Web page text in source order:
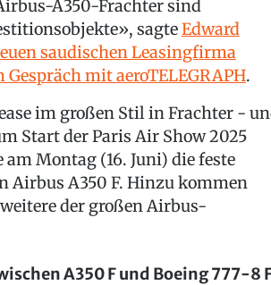
A350-Frachter sind
sagteEdward
saudischen Leasingfirma
mit aeroTELEGRAPH.
im großen Stil in Frachter -
Start der Paris Air Show 2025
Montag (16. Juni) die feste
Airbus A350 F. Hinzu kommen
der großen Airbus-
A350 F und Boeing 777-8